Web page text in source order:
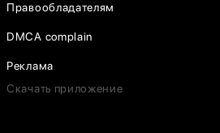
Правообладателям
DMCA complain
Реклама
Скачать приложение